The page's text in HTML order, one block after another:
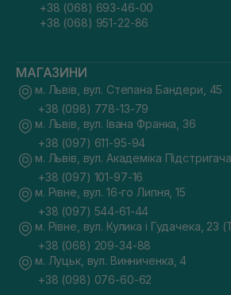
+38 (068) 693-46-00
+38 (068) 951-22-86
МАГАЗИНИ
м. Львів, вул. Степана Бандери, 45
+38 (098) 778-13-79
м. Львів, вул. Івана Франка, 36
+38 (097) 611-95-94
м. Львів, вул. Академіка
+38 (097) 101-97-16
м. Рівне, вул. 16-го Липня, 15
+38 (097) 544-61-44
м. Рівне, вул. Кулика і Гудачека, 23
+38 (068) 209-34-88
м. Луцьк, вул. Винниченка, 4
+38 (098) 076-60-62